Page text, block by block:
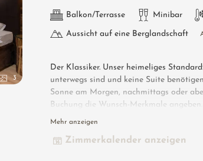
3
Balkon/Terrasse Minibar
Aussicht auf eine Berglandschaft
Der Klassiker. Unser heimeliges
unterwegs sind und keine Suite
Sonne am Morgen, nachmittags oder
Buchung die Wunsch-Merkmale angeben.
Mehr anzeigen
Zimmerkalender anzeigen